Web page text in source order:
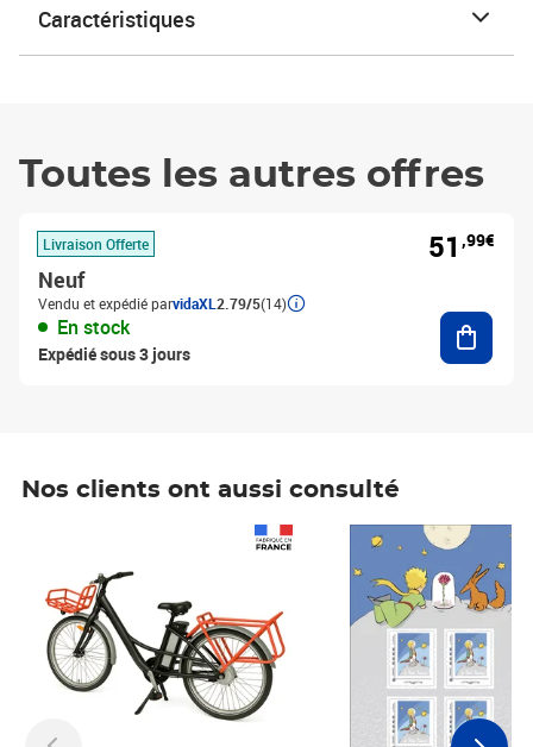
Caractéristiques
Toutes les autres offres
Livraison Offerte
Neuf
Vendu et expédié parvidaXL 2.79/5(14)
En stock
Expédié sous 3 jours
51 ,99€
Nos clients ont aussi consulté
Prix 7,50€